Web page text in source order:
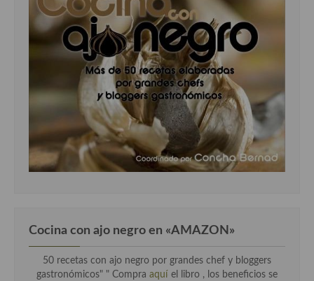
Cocina con ajo negro en «AMAZON»
50 recetas con ajo negro por grandes chef y bloggers
gastronómicos" " Compra aquí el libro , los beneficios se